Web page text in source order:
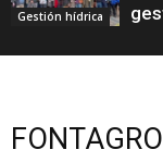
Gestión hídrica